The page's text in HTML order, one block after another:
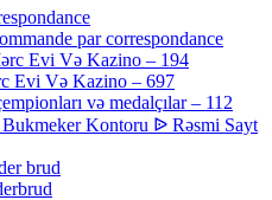
par correspondance
Evi Və Kazino – 194
Evi Və Kazino – 697
və medalçılar – 112
Kontoru ᐉ Rəsmi Sayt
brud